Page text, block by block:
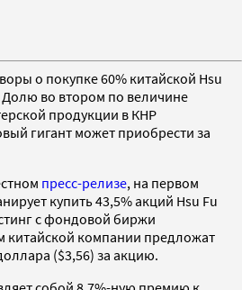
о покупке 60% китайской Hsu
во втором по величине
продукции в КНР
гигант может приобрести за
пресс-релизе, на первом
купить 43,5% акций Hsu Fu
с фондовой биржи
китайской компании предложат
($3,56) за акцию.